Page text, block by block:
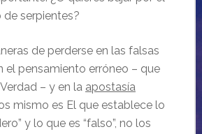
de serpientes?
de perderse en las falsas
el pensamiento erróneo – que
– y en la apostasía
mismo es El que establece lo
y lo que es “falso”, no los